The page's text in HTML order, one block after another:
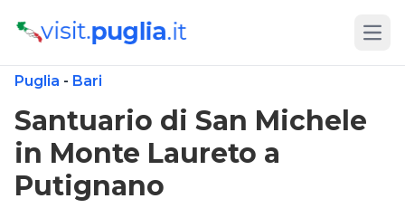
Puglia - Bari
Santuario di San Michele
in Monte Laureto a
Putignano